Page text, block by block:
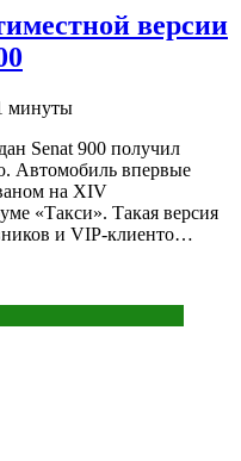
версии
минуты
Senat 900 получил
Автомобиль впервые
на XIV
«Такси». Такая версия
и VIP-клиенто…